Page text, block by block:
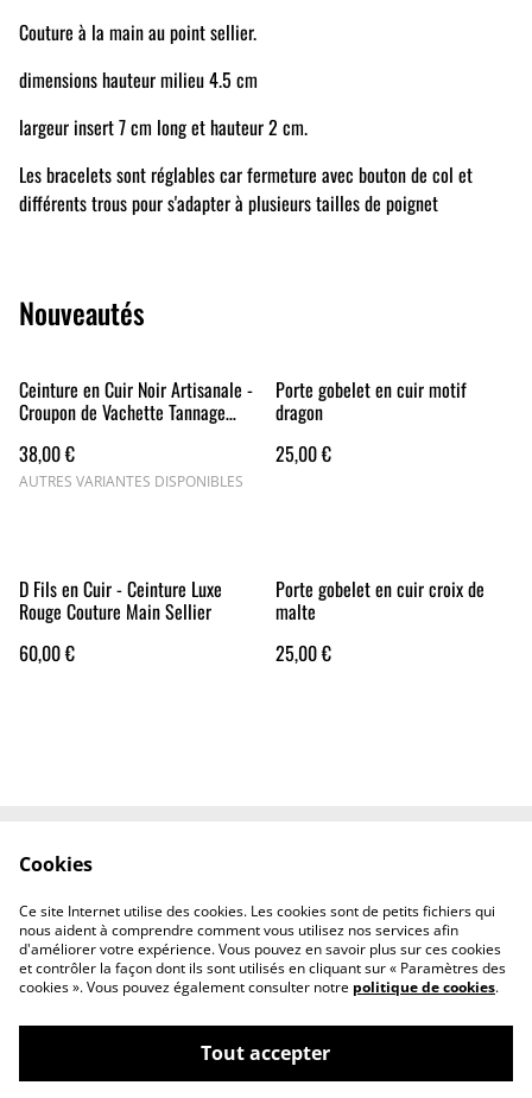
Couture à la main au point sellier.
dimensions hauteur milieu 4.5 cm
largeur insert 7 cm long et hauteur 2 cm.
Les bracelets sont réglables car fermeture avec bouton de col et
différents trous pour s'adapter à plusieurs tailles de poignet
Nouveautés
Ceinture en Cuir Noir Artisanale -
Croupon de Vachette Tannage
38,00 €
AUTRES VARIANTES DISPONIBLES
Porte gobelet en cuir motif
dragon
25,00 €
D Fils en Cuir - Ceinture Luxe
Rouge Couture Main Sellier
60,00 €
Porte gobelet en cuir croix de
malte
25,00 €
cookies
©2026D'fils en cuir
Cookies
Ce site Internet utilise des cookies. Les cookies sont de petits fichiers qui
nous aident à comprendre comment vous utilisez nos services afin
d'améliorer votre expérience. Vous pouvez en savoir plus sur ces cookies
et contrôler la façon dont ils sont utilisés en cliquant sur « Paramètres des
cookies ». Vous pouvez également consulter notre politique de cookies.
Tout accepter